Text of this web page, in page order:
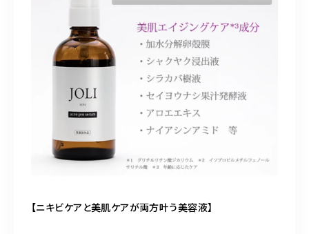
【ニキビケアと美肌ケアが両方叶う美容液】